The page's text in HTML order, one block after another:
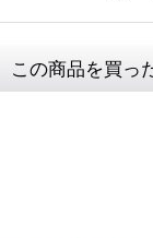
この商品を買っ